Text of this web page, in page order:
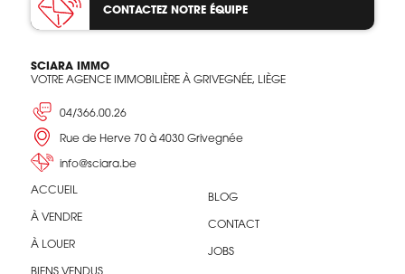
CONTACTEZ NOTRE ÉQUIPE
SCIARA IMMO
VOTRE AGENCE IMMOBILIÈRE À GRIVEGNÉE, LIÈGE
04/366.00.26
Rue de Herve 70 à 4030 Grivegnée
info@sciara.be
ACCUEIL
À VENDRE
À LOUER
BIENS VENDUS
BLOG
CONTACT
JOBS